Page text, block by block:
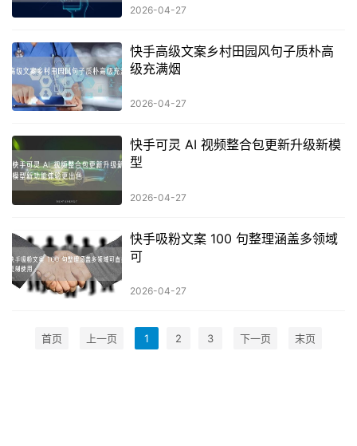
2026-04-27
快手高级文案乡村田园风句子质朴高
级充满烟
2026-04-27
快手可灵 AI 视频整合包更新升级新模
型
2026-04-27
快手吸粉文案 100 句整理涵盖多领域
可
2026-04-27
首页 上一页 1 2 3 下一页 末页